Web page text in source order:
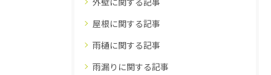
屋根に関する記事
雨樋に関する記事
雨漏りに関する記事